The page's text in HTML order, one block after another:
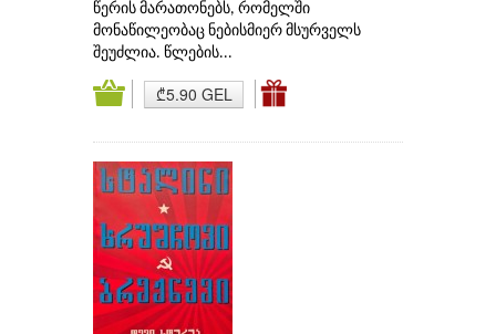
წერის მარათონებს, რომელში
მონაწილეობაც ნებისმიერ მსურველს
შეუძლია. წლების...
₾5.90 GEL